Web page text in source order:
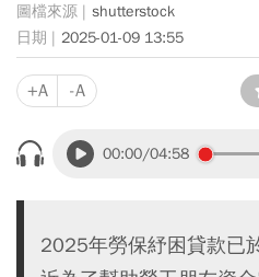
shutterstock
2025-01-09 13:55
+A -A
00:00/04:58
2025年勞保紓困貸款已